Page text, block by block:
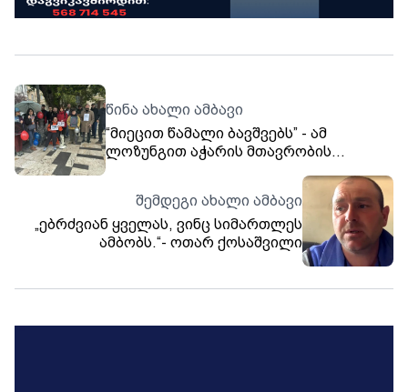
წინა ახალი ამბავი
“მიეცით წამალი ბავშვებს” - ამ
ლოზუნგით აჭარის მთავრობის
დიუშენის სინდრომის მქონე ბავშვთა
მშობლებს სოლიდარობას უცხადებენ.
მათი თქმით, ხელისუფლების
შესაბამისი ორგანოები უმოქმედოდ
შემდეგი ახალი ამბავი
„ებრძვიან ყველას, ვინც სიმართლეს
ამბობს.“- ოთარ ქოსაშვილი